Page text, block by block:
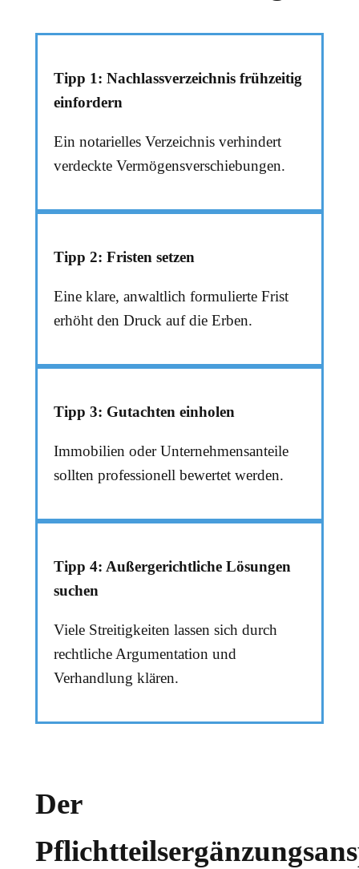
Tipp 1: Nachlassverzeichnis frühzeitig
einfordern
Ein notarielles Verzeichnis verhindert
verdeckte Vermögensverschiebungen.
Tipp 2: Fristen setzen
Eine klare, anwaltlich formulierte Frist
erhöht den Druck auf die Erben.
Tipp 3: Gutachten einholen
Immobilien oder Unternehmensanteile
sollten professionell bewertet werden.
Tipp 4: Außergerichtliche Lösungen
suchen
Viele Streitigkeiten lassen sich durch
rechtliche Argumentation und
Verhandlung klären.
Der